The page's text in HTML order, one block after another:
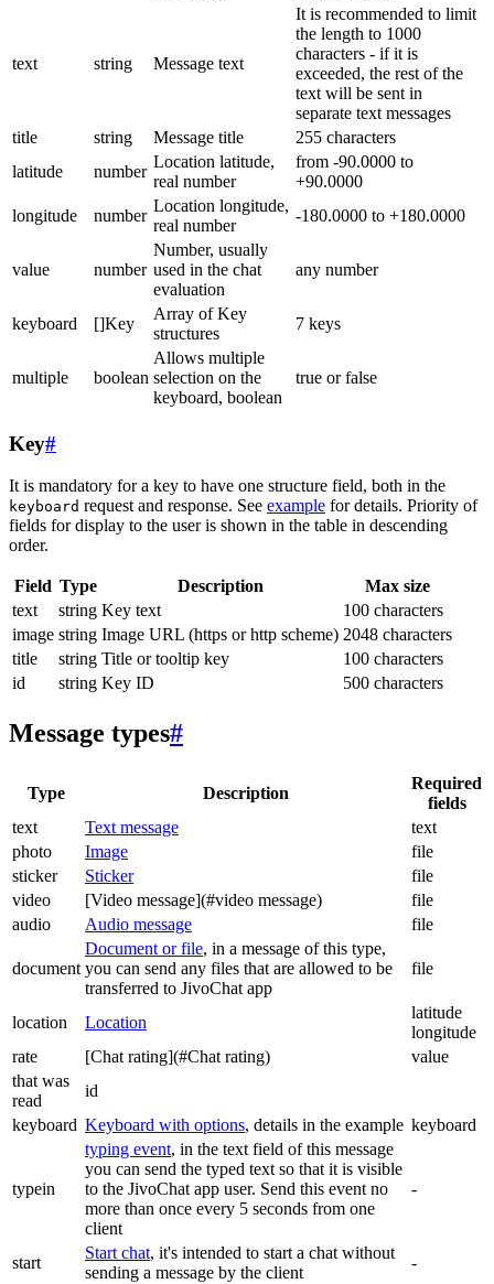
text string Message text
It is recommended to limit
the length to 1000
characters - if it is
exceeded, the rest of the
text will be sent in
separate text messages
title
string Message title
255 characters
latitude
number
Location latitude,
real number
from -90.0000 to
+90.0000
longitude
number
Location longitude,
real number
-180.0000 to +180.0000
value number
Number, usually
used in the chat
evaluation
any number
keyboard []Key
Array of Key
structures
7 keys
multiple boolean
Allows multiple
selection on the
keyboard, boolean
true or false
Key#
It is mandatory for a key to have one structure field, both in the
keyboard request and response. See example for details. Priority of
fields for display to the user is shown in the table in descending
order.
Field Type Description
Max size
text
string Key text
100 characters
image string Image URL (https or http scheme) 2048 characters
title
string Title or tooltip key
100 characters
id
string Key ID 500 characters
Message types#
Type Description
Required
fields
text
Text message
text
photo
Image
file
sticker
Sticker
file
video
[Video message](#video message)
file
audio
Audio message file
document
Document or file, in a message of this type,
you can send any files that are allowed to be
transferred to JivoChat app
file
location Location
latitude
longitude
rate
[Chat rating](#Chat rating)
value
that was
read
id
keyboard Keyboard with options, details in the example keyboard
typein
typing event, in the text field of this message
you can send the typed text so that it is visible
to the JivoChat app user. Send this event no
more than once every 5 seconds from one
client
-
start
Start chat, it's intended to start a chat without
sending a message by the client
-